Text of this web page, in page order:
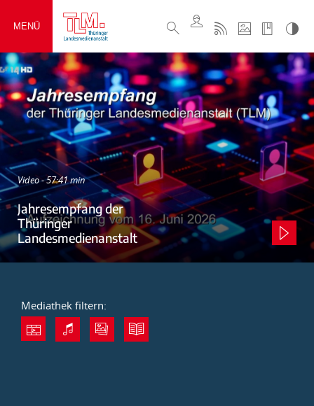
MENÜ
Video - 57:41 min
Jahresempfang der
Thüringer
Landesmedienanstalt
Mediathek filtern: